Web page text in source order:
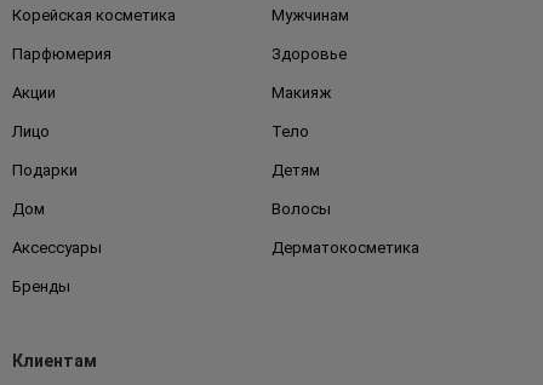
Корейская косметика Мужчинам
Парфюмерия Здоровье
Акции Макияж
Лицо Тело
Подарки Детям
Дом Волосы
Аксессуары Дерматокосметика
Бренды
Клиентам